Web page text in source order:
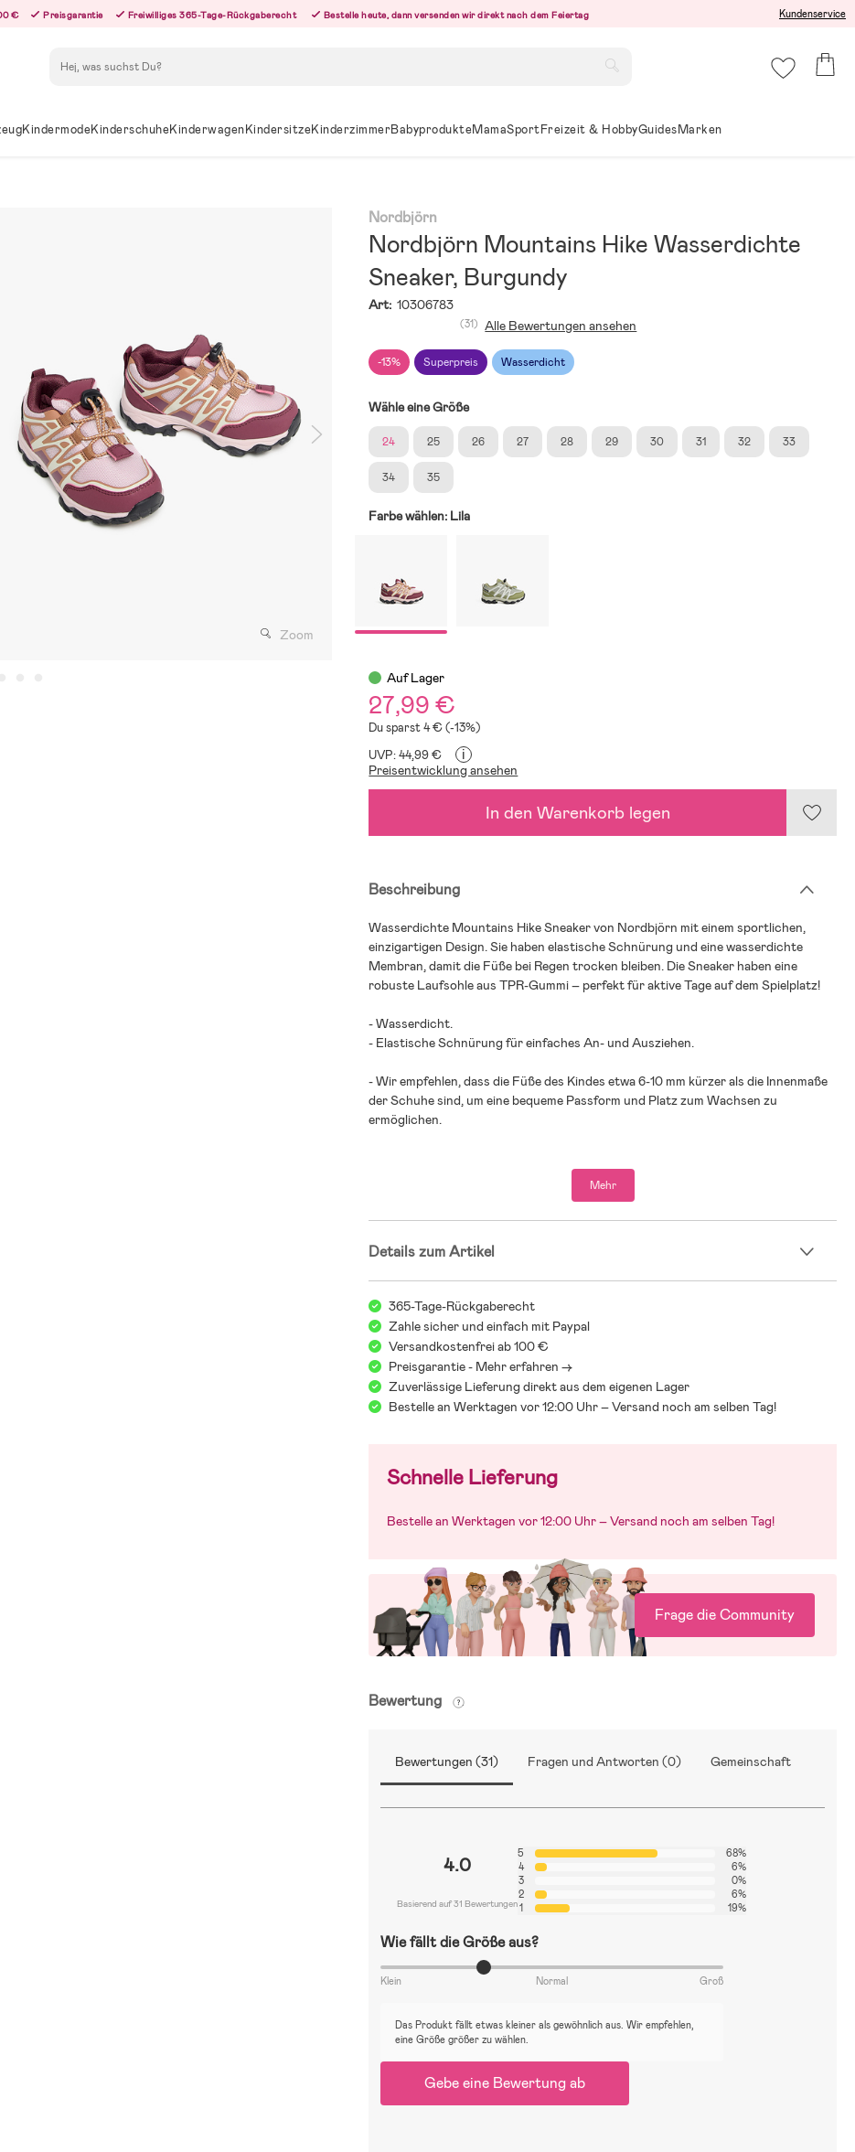
€ Preisgarantie Freiwilliges 365-Tage-Rückgaberecht Bestelle heute, dann versenden wir direkt nach dem Feiertag Kundenservice
KindermodeKinderschuheKinderwagenKindersitzeKinderzimmerBabyprodukteMamaSportFreizeit & HobbyGuidesMarken
Zoom
Nordbjörn
Nordbjörn Mountains Hike Wasserdichte
Sneaker, Burgundy
Art: 10306783
-13% Superpreis Wasserdicht
(31) Alle Bewertungen ansehen
Wähle eine Größe
24 25 26 27 28 29 30 31 32 33
34 35
Farbe wählen: Lila
Auf Lager
27,99 €
Du sparst 4 € (-13%)
UVP: 44,99 €
i
Preisentwicklung ansehen
In den Warenkorb legen
Beschreibung
Wasserdichte Mountains Hike Sneaker von Nordbjörn mit einem sportlichen,
einzigartigen Design. Sie haben elastische Schnürung und eine wasserdichte
Membran, damit die Füße bei Regen trocken bleiben. Die Sneaker haben eine
robuste Laufsohle aus TPR-Gummi – perfekt für aktive Tage auf dem Spielplatz!
- Wasserdicht.
- Elastische Schnürung für einfaches An- und Ausziehen.
- Wir empfehlen, dass die Füße des Kindes etwa 6-10 mm kürzer als die Innenmaße
der Schuhe sind, um eine bequeme Passform und Platz zum Wachsen zu
ermöglichen.
Mehr
Details zum Artikel
365-Tage-Rückgaberecht
Zahle sicher und einfach mit Paypal
Versandkostenfrei ab 100 €
Preisgarantie - Mehr erfahren ->
Zuverlässige Lieferung direkt aus dem eigenen Lager
Bestelle an Werktagen vor 12:00 Uhr – Versand noch am selben Tag!
Schnelle Lieferung
Bestelle an Werktagen vor 12:00 Uhr – Versand noch am selben Tag!
Frage die Community
Bewertung
Bewertungen (31) Fragen und Antworten (0) Gemeinschaft
4.0
Basierend auf 31 Bewertungen
5
68%
4
6%
3
0%
2
6%
1
19%
Wie fällt die Größe aus?
Klein Normal Groß
Das Produkt fällt etwas kleiner als gewöhnlich aus. Wir empfehlen,
eine Größe größer zu wählen.
Gebe eine Bewertung ab